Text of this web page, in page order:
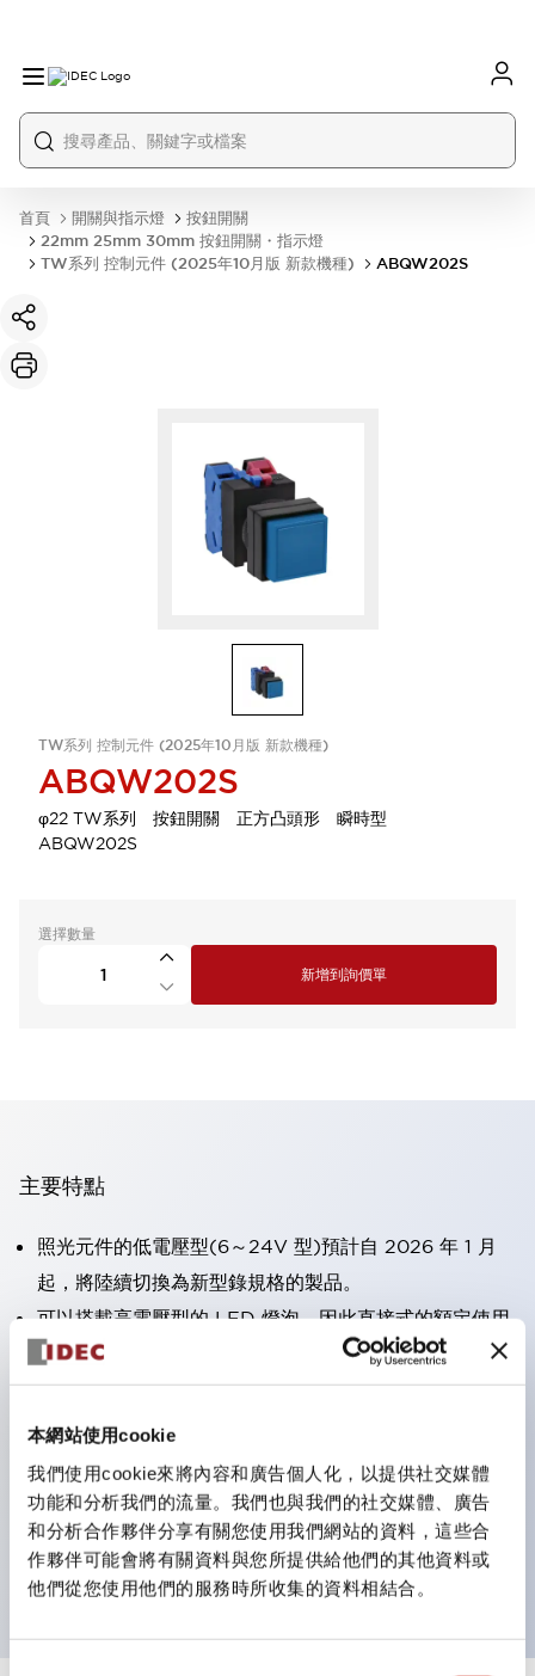
本網站使用cookie
我們使用cookie來將內容和廣告個人化，以提供社交媒體
功能和分析我們的流量。我們也與我們的社交媒體、廣告
和分析合作夥伴分享有關您使用我們網站的資料，這些合
作夥伴可能會將有關資料與您所提供給他們的其他資料或
他們從您使用他們的服務時所收集的資料相結合。
首頁 開關與指示燈
按鈕開關
22mm 25mm 30mm 按鈕開關・指示燈
TW系列 控制元件 (2025年10月版 新款機種)
ABQW202S
TW系列 控制元件 (2025年10月版 新款機種)
ABQW202S
φ22 TW系列 按鈕開關 正方凸頭形 瞬時型
ABQW202S
選擇數量
新增到詢價單
主要特點
照光元件的低電壓型(6～24V 型)預計自 2026 年 1 月
起，將陸續切換為新型錄規格的製品。
可以搭載高電壓型的 LED 燈泡，因此直接式的額定使用
電壓最高可支援至 240V。
大幅減少使用R形壓接端子的配線工時。（不包含指示燈
的直接式）
一顆 LED 燈泡即可呈現六種顏色（LSRD 燈泡）。以往
需分色管理的 LED 燈泡，如今可用單一顆燈泡呈現多種
顏色。
符合UL、CSA、TÜV、CCC認證。